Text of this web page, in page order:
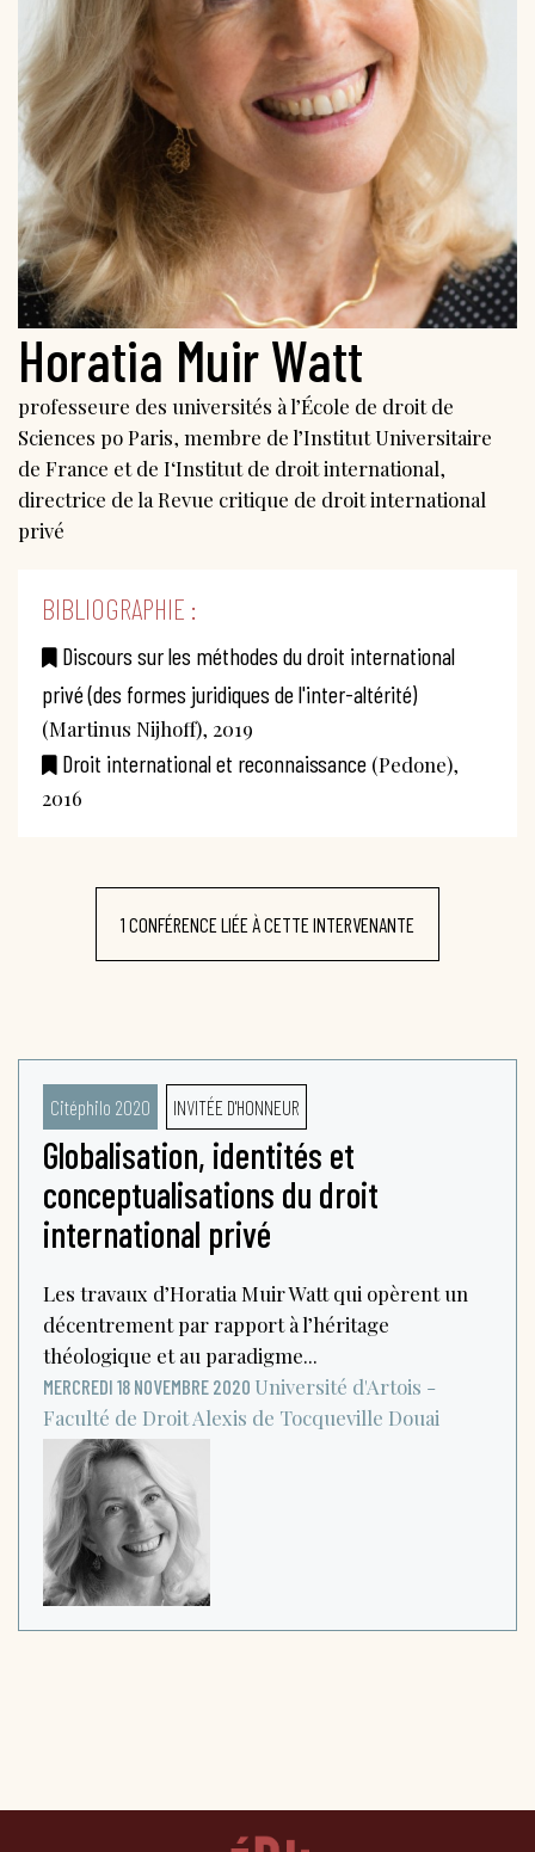
Horatia Muir Watt
professeure des universités à l’École de droit de
Sciences po Paris, membre de l’Institut Universitaire
de France et de I‘Institut de droit international,
directrice de la Revue critique de droit international
privé
BIBLIOGRAPHIE :
Discours sur les méthodes du droit international
privé (des formes juridiques de l'inter-altérité)
(Martinus Nijhoff), 2019
Droit international et reconnaissance (Pedone),
2016
1 CONFÉRENCE LIÉE À CETTE INTERVENANTE
Citéphilo 2020 INVITÉE D'HONNEUR
Globalisation, identités et
conceptualisations du droit
international privé
Les travaux d’Horatia Muir Watt qui opèrent un
décentrement par rapport à l’héritage
théologique et au paradigme...
MERCREDI 18 NOVEMBRE 2020 Université d'Artois -
Faculté de Droit Alexis de Tocqueville Douai